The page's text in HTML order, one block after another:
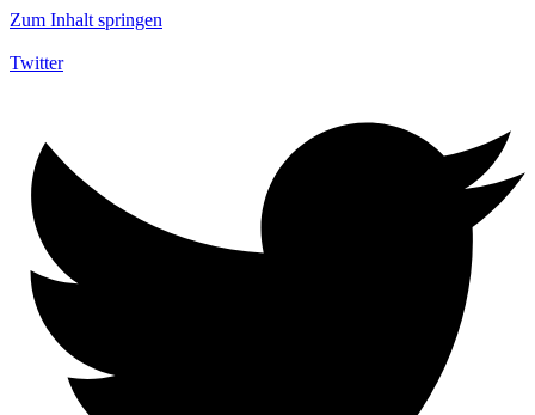
Zum Inhalt springen
Twitter